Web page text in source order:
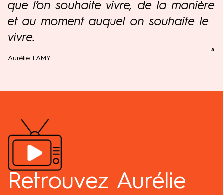
que l’on souhaite vivre, de la manière
et au moment auquel on souhaite le
vivre.
"
Aurélie LAMY
Retrouvez Aurélie